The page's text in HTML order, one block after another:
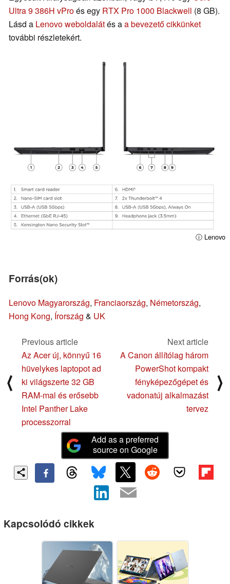
Ultra 9 386H vProés egy RTX Pro 1000 Blackwell (8 GB).
Lásd a Lenovo weboldalátés aa bevezető cikkünket
további részletekért.
ⓘ Lenovo
Forrás(ok)
Lenovo Magyarország, Franciaország, Németország,
Hong Kong, Írország & UK
⟨
Previous article
Az Acer új, könnyű 16
hüvelykes laptopot ad
ki világszerte 32 GB
RAM-mal és erősebb
Intel Panther Lake
processzorral
Next article
A Canon állítólag három
PowerShot kompakt
fényképezőgépet és
vadonatúj alkalmazást
tervez
⟩
Add as a preferred
source on Google
Kapcsolódó cikkek